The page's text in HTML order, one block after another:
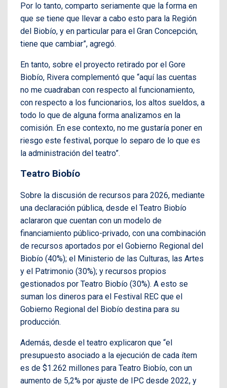
Por lo tanto, comparto seriamente que la forma en
que se tiene que llevar a cabo esto para la Región
del Biobío, y en particular para el Gran Concepción,
tiene que cambiar”, agregó.
En tanto, sobre el proyecto retirado por el Gore
Biobío, Rivera complementó que “aquí las cuentas
no me cuadraban con respecto al funcionamiento,
con respecto a los funcionarios, los altos sueldos, a
todo lo que de alguna forma analizamos en la
comisión. En ese contexto, no me gustaría poner en
riesgo este festival, porque lo separo de lo que es
la administración del teatro”.
Teatro Biobío
Sobre la discusión de recursos para 2026, mediante
una declaración pública, desde el Teatro Biobío
aclararon que cuentan con un modelo de
financiamiento público-privado, con una combinación
de recursos aportados por el Gobierno Regional del
Biobío (40%); el Ministerio de las Culturas, las Artes
y el Patrimonio (30%); y recursos propios
gestionados por Teatro Biobío (30%). A esto se
suman los dineros para el Festival REC que el
Gobierno Regional del Biobío destina para su
producción.
Además, desde el teatro explicaron que “el
presupuesto asociado a la ejecución de cada ítem
es de $1.262 millones para Teatro Biobío, con un
aumento de 5,2% por ajuste de IPC desde 2022, y